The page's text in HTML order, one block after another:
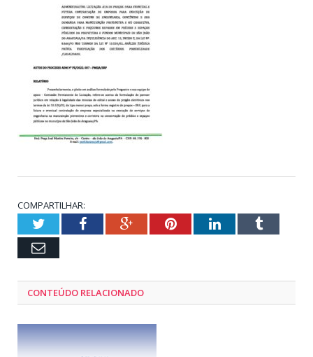
COMPARTILHAR:
TwitterFacebookGoogle+PinterestLinkedInTumblr
Email
CONTEÚDO RELACIONADO